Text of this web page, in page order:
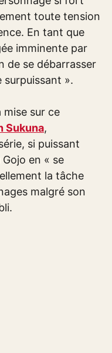
toute tension
En tant que
imminente par
de se débarrasser
surpuissant ».
mise sur ce
Sukuna,
si puissant
en « se
la tâche
malgré son